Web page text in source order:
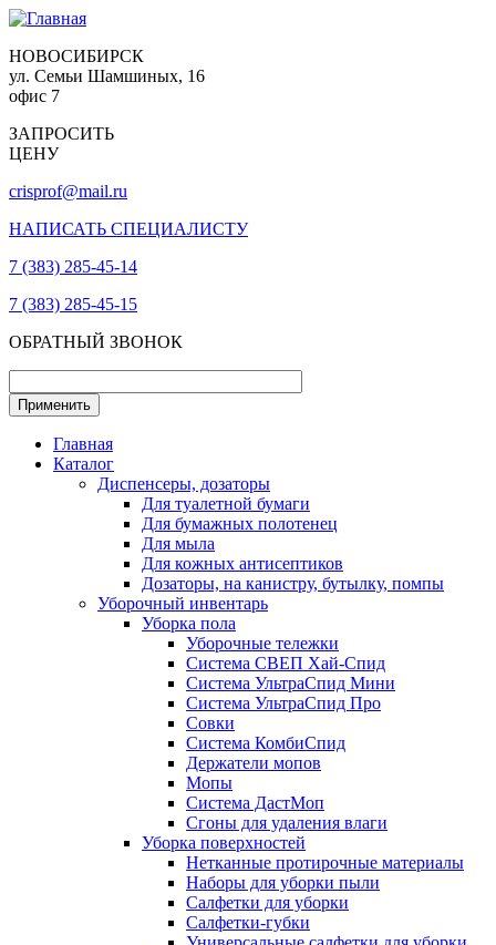
НОВОСИБИРСК
ул. Семьи Шамшиных, 16
офис 7
ЗАПРОСИТЬ
ЦЕНУ
crisprof@mail.ru
НАПИСАТЬ СПЕЦИАЛИСТУ
7 (383) 285-45-14
7 (383) 285-45-15
ОБРАТНЫЙ ЗВОНОК
Главная
Каталог
Диспенсеры, дозаторы
Для туалетной бумаги
Для бумажных полотенец
Для мыла
Для кожных антисептиков
Дозаторы, на канистру, бутылку, помпы
Уборочный инвентарь
Уборка пола
Уборочные тележки
Система СВЕП Хай-Спид
Система УльтраСпид Мини
Система УльтраСпид Про
Совки
Система КомбиСпид
Держатели мопов
Мопы
Система ДастМоп
Сгоны для удаления влаги
Уборка поверхностей
Нетканные протирочные материалы
Наборы для уборки пыли
Салфетки для уборки
Салфетки-губки